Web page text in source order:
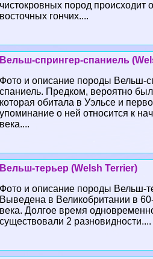
чистокровных пород происходит
восточных гончих....
Вельш-спрингер-спаниель
Фото и описание породы Вельш-
спаниель. Предком, вероятно
которая обитала в Уэльсе и
упоминание о ней относится к
века....
Вельш-терьер (Welsh Terrier)
Фото и описание породы Вельш-
Выведена в Великобритании в
века. Долгое время
существовали 2 разновидности....